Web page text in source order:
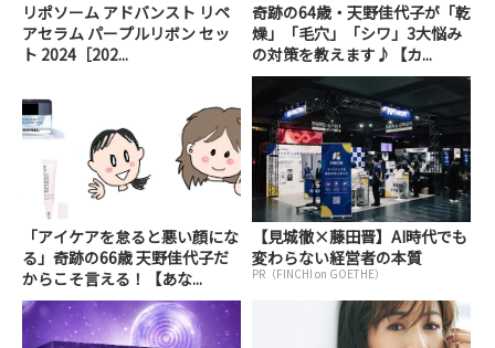
リポソーム アドバンスト リペ
アセラム パープルリボン セッ
ト 2024［202...
奇跡の64歳・天野佳代子が「乾
燥」「毛穴」「シワ」3大悩み
の対策を教えます♪【カ...
「アイケアを怠ると悪い顔にな
る」奇跡の66歳 天野佳代子だ
からこそ言える！【あな...
【見城徹×藤田晋】AI時代でも
変わらない経営者の本質
PR（FINCHI on GOETHE）